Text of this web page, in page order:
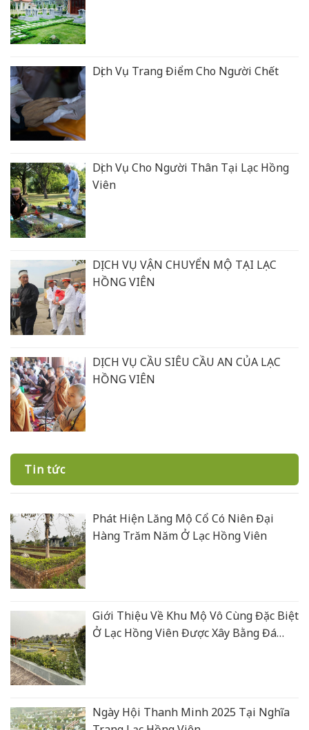
Dịch Vụ Trang Điểm Cho Người Chết
Dịch Vụ Cho Người Thân Tại Lạc Hồng
Viên
DỊCH VỤ VẬN CHUYỂN MỘ TẠI LẠC
HỒNG VIÊN
DỊCH VỤ CẦU SIÊU CẦU AN CỦA LẠC
HỒNG VIÊN
Tin tức
Phát Hiện Lăng Mộ Cổ Có Niên Đại
Hàng Trăm Năm Ở Lạc Hồng Viên
Giới Thiệu Về Khu Mộ Vô Cùng Đặc Biệt
Ở Lạc Hồng Viên Được Xây Bằng Đá
Ngày Hội Thanh Minh 2025 Tại Nghĩa